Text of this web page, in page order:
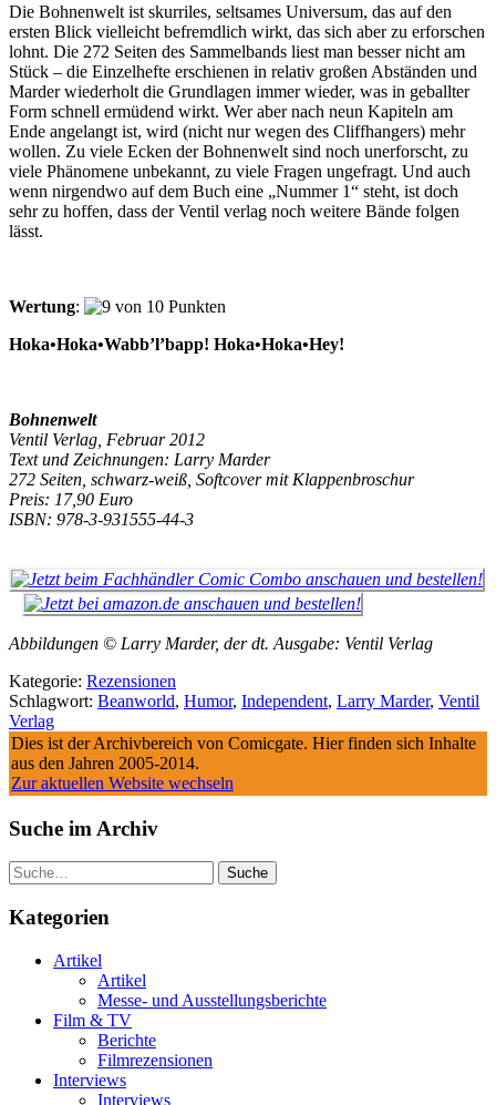
Die Bohnenwelt ist skurriles, seltsames Universum, das auf den
ersten Blick vielleicht befremdlich wirkt, das sich aber zu erforschen
lohnt. Die 272 Seiten des Sammelbands liest man besser nicht am
Stück – die Einzelhefte erschienen in relativ großen Abständen und
Marder wiederholt die Grundlagen immer wieder, was in geballter
Form schnell ermüdend wirkt. Wer aber nach neun Kapiteln am
Ende angelangt ist, wird (nicht nur wegen des Cliffhangers) mehr
wollen. Zu viele Ecken der Bohnenwelt sind noch unerforscht, zu
viele Phänomene unbekannt, zu viele Fragen ungefragt. Und auch
wenn nirgendwo auf dem Buch eine „Nummer 1“ steht, ist doch
sehr zu hoffen, dass der Ventil verlag noch weitere Bände folgen
lässt.
Wertung:
Hoka•Hoka•Wabb’l’bapp! Hoka•Hoka•Hey!
Bohnenwelt
Ventil Verlag, Februar 2012
Text und Zeichnungen: Larry Marder
272 Seiten, schwarz-weiß, Softcover mit Klappenbroschur
Preis: 17,90 Euro
ISBN: 978-3-931555-44-3
Abbildungen © Larry Marder, der dt. Ausgabe: Ventil Verlag
Kategorie: Rezensionen
Schlagwort: Beanworld, Humor, Independent, Larry Marder, Ventil
Verlag
Dies ist der Archivbereich von Comicgate. Hier finden sich Inhalte
aus den Jahren 2005-2014.
Zur aktuellen Website wechseln
Suche im Archiv
Suche
Kategorien
Artikel
Artikel
Messe- und Ausstellungsberichte
Film & TV
Berichte
Filmrezensionen
Interviews
Interviews